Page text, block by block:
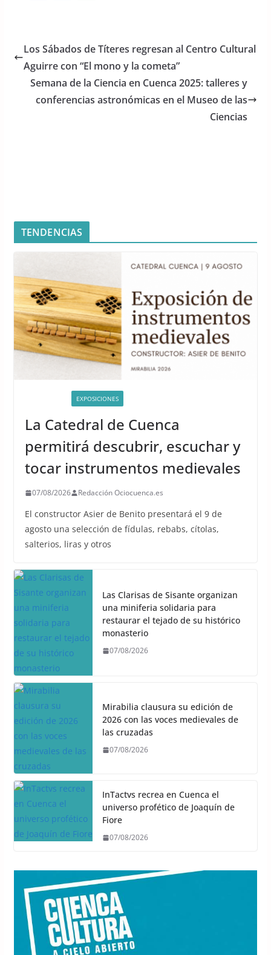
e
b
o
o
er s
A
p
p
Los Sábados de Títeres regresan al Centro Cultural
Aguirre con “El mono y la cometa”
Semana de la Ciencia en Cuenca 2025: talleres y
conferencias astronómicas en el Museo de las
Ciencias
TENDENCIAS
EXPOSICIONES
La Catedral de Cuenca
permitirá descubrir, escuchar y
tocar instrumentos medievales
07/08/2026 Redacción Ociocuenca.es
El constructor Asier de Benito presentará el 9 de
agosto una selección de fídulas, rebabs, cítolas,
salterios, liras y otros
Las Clarisas de Sisante organizan
una miniferia solidaria para
restaurar el tejado de su histórico
monasterio
07/08/2026
Mirabilia clausura su edición de
2026 con las voces medievales de
las cruzadas
07/08/2026
InTactvs recrea en Cuenca el
universo profético de Joaquín de
Fiore
07/08/2026